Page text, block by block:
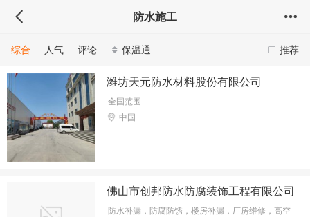
防水施工
推荐
综合 人气 评论 保温通
潍坊天元防水材料股份有限公司
全国范围
中国
佛山市创邦防水防腐装饰工程有限公司
防水补漏，防腐防锈，楼房补漏，厂房维修，高空